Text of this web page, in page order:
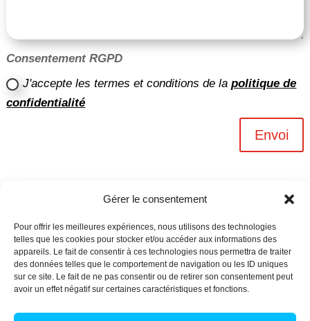
Gérer le consentement
Pour offrir les meilleures expériences, nous utilisons des technologies
telles que les cookies pour stocker et/ou accéder aux informations des
appareils. Le fait de consentir à ces technologies nous permettra de traiter
des données telles que le comportement de navigation ou les ID uniques
sur ce site. Le fait de ne pas consentir ou de retirer son consentement peut
avoir un effet négatif sur certaines caractéristiques et fonctions.
Consentement RGPD
J'accepte les termes et conditions de lapolitique de
confidentialité
Envoi
Archives n-6